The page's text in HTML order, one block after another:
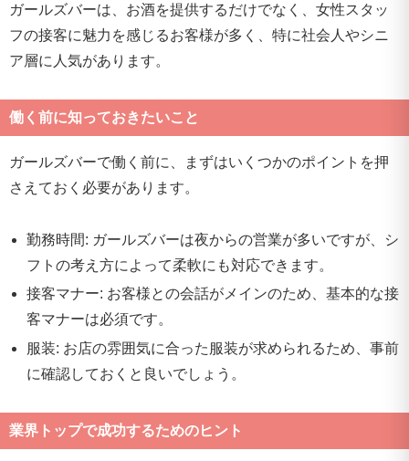
ガールズバーは、お酒を提供するだけでなく、女性スタッ
フの接客に魅力を感じるお客様が多く、特に社会人やシニ
ア層に人気があります。
働く前に知っておきたいこと
ガールズバーで働く前に、まずはいくつかのポイントを押
さえておく必要があります。
勤務時間: ガールズバーは夜からの営業が多いですが、シ
フトの考え方によって柔軟にも対応できます。
接客マナー: お客様との会話がメインのため、基本的な接
客マナーは必須です。
服装: お店の雰囲気に合った服装が求められるため、事前
に確認しておくと良いでしょう。
業界トップで成功するためのヒント